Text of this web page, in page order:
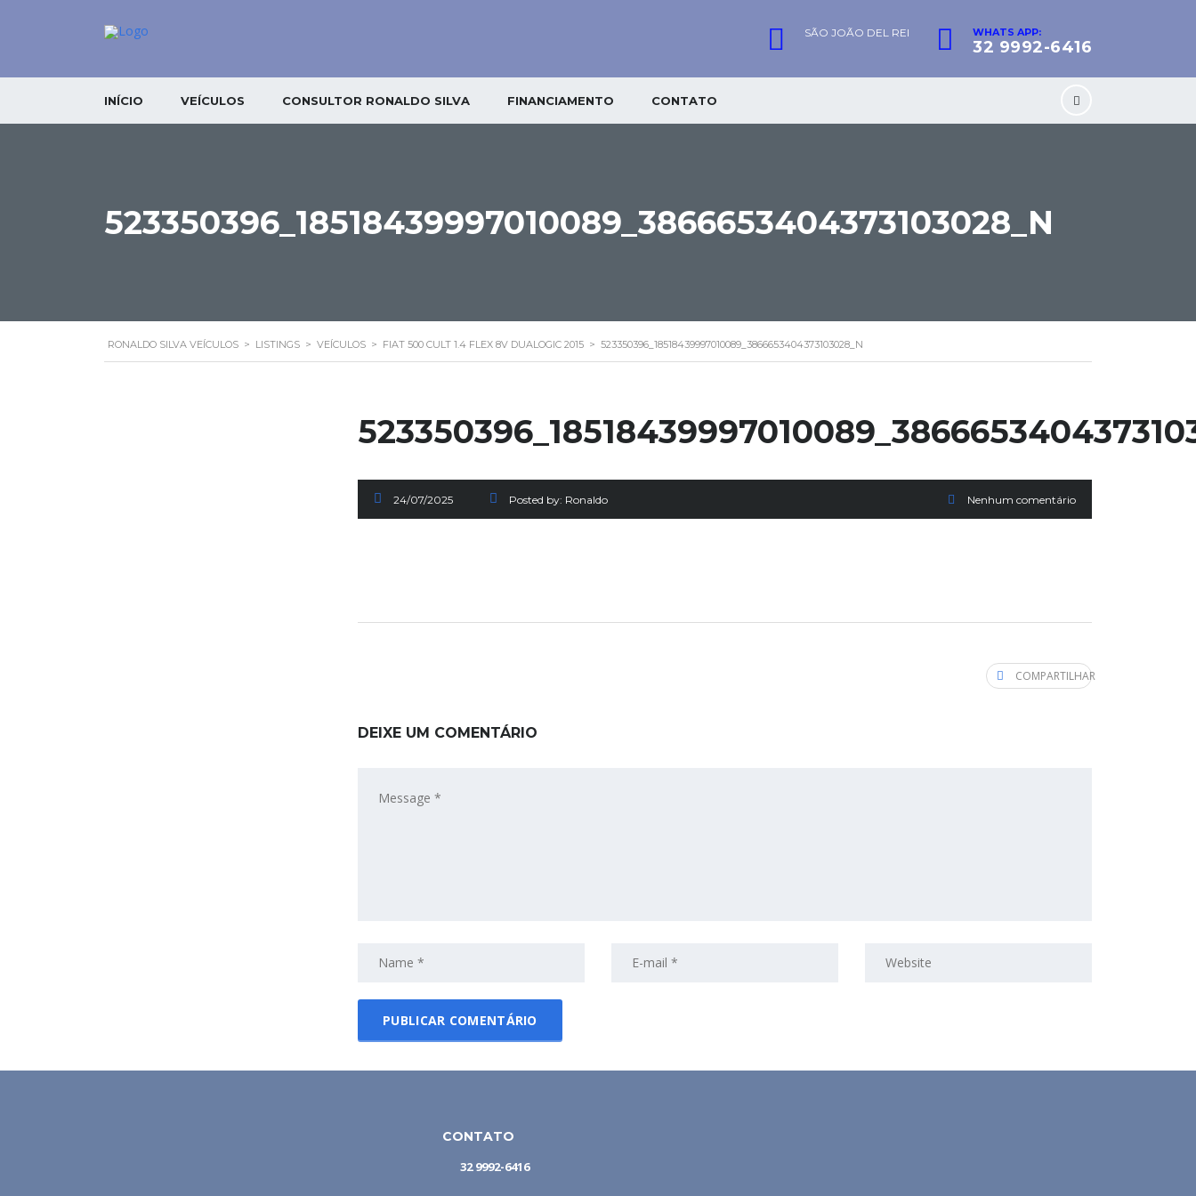
WHATS APP:
32 9992-6416
SÃO JOÃO DEL REI
INÍCIO VEÍCULOS CONSULTOR RONALDO SILVA FINANCIAMENTO CONTATO
523350396_18518439997010089_3866653404373103028_N
RONALDO SILVA VEÍCULOS > LISTINGS > VEÍCULOS > FIAT 500 CULT 1.4 FLEX 8V DUALOGIC 2015 > 523350396_18518439997010089_3866653404373103028_N
24/07/2025 Posted by: Ronaldo Nenhum comentário
COMPARTILHAR
DEIXE UM COMENTÁRIO
CONTATO
32 9992-6416